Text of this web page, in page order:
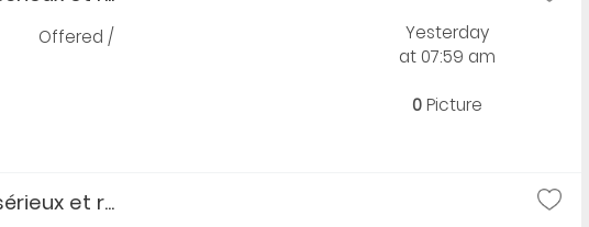
Offered /
Yesterday
at 07:59 am
0Picture
et r...